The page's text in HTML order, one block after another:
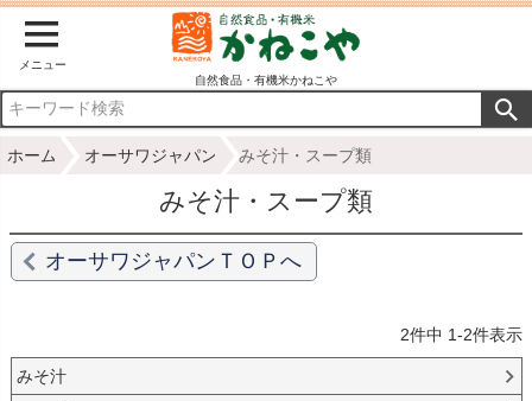
メニュー
自然食品・有機米かねこや
ホーム オーサワジャパン みそ汁・スープ類
みそ汁・スープ類
オーサワジャパンＴＯＰへ
2件中 1-2件表示
みそ汁